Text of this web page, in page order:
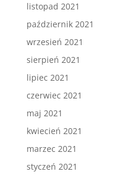
listopad 2021
październik 2021
wrzesień 2021
sierpień 2021
lipiec 2021
czerwiec 2021
maj 2021
kwiecień 2021
marzec 2021
styczeń 2021